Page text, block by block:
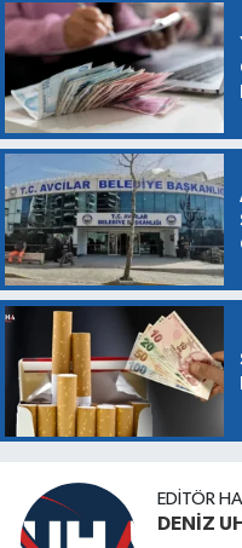
EDITÖR
DENİZ